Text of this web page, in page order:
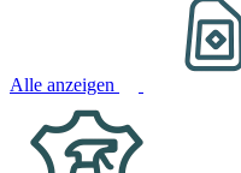
Alle anzeigen